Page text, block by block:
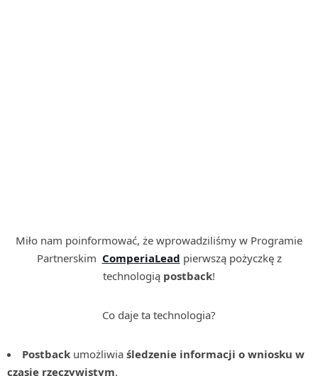
Miło nam poinformować, że wprowadziliśmy w Programie
Partnerskim ComperiaLead pierwszą pożyczkę z
technologią postback!
Co daje ta technologia?
Postback umożliwia śledzenie informacji o wniosku w
czasie rzeczywistym.